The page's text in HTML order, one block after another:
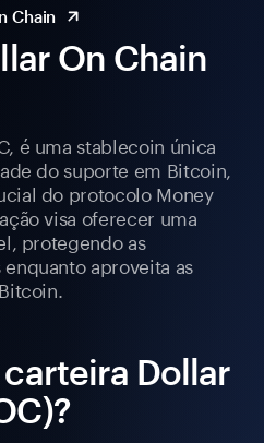
On Chain
é uma stablecoin única
do suporte em Bitcoin,
do protocolo Money
visa oferecer uma
protegendo as
aproveita as
Dollar
Chain